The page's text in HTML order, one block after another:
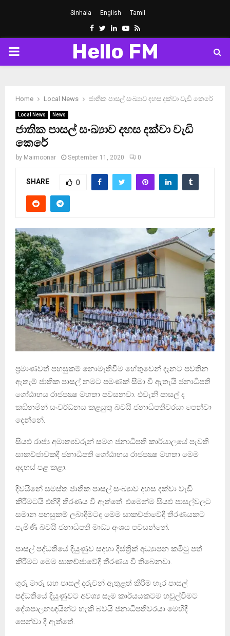
Sinhala English Tamil
Facebook
Twitter
LinkedinYoutube
Rss
PRIMARY
Hello FM
Home Local News ජාතික පාසල් සංඛ්‍යාව දහස දක්වා වැඩි කෙරේ
Local News News
ජාතික පාසල් සංඛ්‍යාව දහස දක්වා වැඩි
කෙරේ
by Maimoonar September 11, 2020 0
SHARE 0
ප්‍රමාණවත් පහසුකම් නොමැතිවීම හේතුවෙන් දැනට පවතින
ඇතැම් ජාතික පාසල් නමට පමණක් සීමා වී ඇතැයි ජනාධිපති
ගෝඨාභය රාජපක්‍ෂ මහතා පවසනවා. එවැනි පාසල් ද
කඩිනමින් සංවර්ධනය කළයුතු බවයි ජනාධිපතිවරයා පෙන්වා
දෙන්නේ.
සියළු රාජ්‍ය අමාත්‍යවරුන් සමග ජනාධිපති කාර්යාලයේ පැවති
සාකච්ජාවකදී ජනාධිපති ගෝඨාභය රාජපක්‍ෂ මහතා මෙම
අදහස් පළ කළා.
දිවයිනේ සමස්ත ජාතික පාසල් සංඛ්‍යාව දහස දක්වා වැඩි
කිරීමටයි එහිදී තීරණය වී ඇත්තේ. එමෙන්ම සියළු පාසල්වලට
සමාන පහසුකම් ලබාදීමටද මෙම සාකච්ජාවේදී තීරණයකට
පැමිණි බවයි ජනාධිපති මාධ්‍ය අංශය පවසන්නේ.
පාසල් පද්ධතියේ දියුණුව සදහා දිස්ත්‍රික් අධ්‍යාපන කමිටු පත්
කිරීමට මෙම සාකච්ජාවේදී තීරණය වී තිබෙනවා.
ගුරු මාරු සහ පාසල් දරුවන් ඇතුළත් කිරීම හැර පාසල්
පද්ධතියේ දියුණුවට අවශ්‍ය සෑම කාර්යයකටම හවුල්වීමට
දේශපාලනඥයින්ට හැකි බවයි ජනාධිපතිවරයා මෙහිදී
පෙන්වා දී ඇත්තේ.